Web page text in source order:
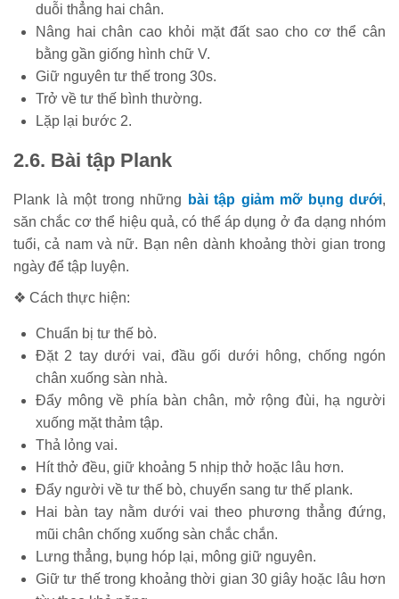
duỗi thẳng hai chân.
Nâng hai chân cao khỏi mặt đất sao cho cơ thể cân
bằng gần giống hình chữ V.
Giữ nguyên tư thế trong 30s.
Trở về tư thế bình thường.
Lặp lại bước 2.
2.6. Bài tập Plank
Plank là một trong những bài tập giảm mỡ bụng dưới,
săn chắc cơ thể hiệu quả, có thể áp dụng ở đa dạng nhóm
tuổi, cả nam và nữ. Bạn nên dành khoảng thời gian trong
ngày để tập luyện.
❖ Cách thực hiện:
Chuẩn bị tư thế bò.
Đặt 2 tay dưới vai, đầu gối dưới hông, chống ngón
chân xuống sàn nhà.
Đẩy mông về phía bàn chân, mở rộng đùi, hạ người
xuống mặt thảm tập.
Thả lỏng vai.
Hít thở đều, giữ khoảng 5 nhịp thở hoặc lâu hơn.
Đẩy người về tư thế bò, chuyển sang tư thế plank.
Hai bàn tay nằm dưới vai theo phương thẳng đứng,
mũi chân chống xuống sàn chắc chắn.
Lưng thẳng, bụng hóp lại, mông giữ nguyên.
Giữ tư thế trong khoảng thời gian 30 giây hoặc lâu hơn